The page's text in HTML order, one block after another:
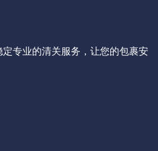
专业的清关服务，让您的包裹安